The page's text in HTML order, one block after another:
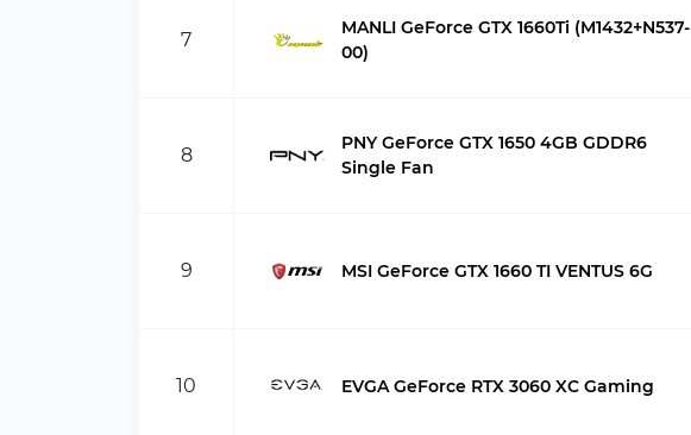
7
MANLI GeForce GTX 1660Ti (M1432+N537-
00)
8
PNY GeForce GTX 1650 4GB GDDR6
Single Fan
9 MSI GeForce GTX 1660 TI VENTUS 6G
10 EVGA GeForce RTX 3060 XC Gaming